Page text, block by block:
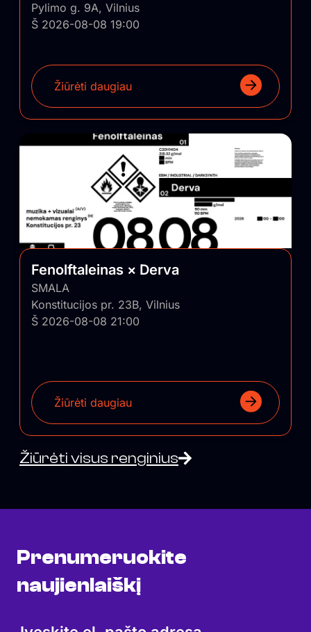
Pylimo g. 9A, Vilnius
Š 2026-08-08 19:00
Žiūrėti daugiau
Fenolftaleinas × Derva
SMALA
Konstitucijos pr. 23B, Vilnius
Š 2026-08-08 21:00
Žiūrėti daugiau
Žiūrėti visus renginius
Prenumeruokite
naujienlaiškį